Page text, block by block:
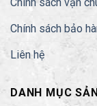
Chính sách bảo
Liên hệ
DANH MỤC